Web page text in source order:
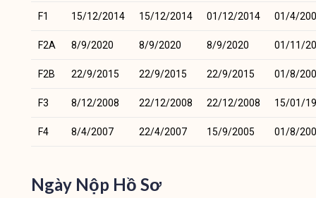
F1 15/12/2014 15/12/2014 01/12/2014 01/4/
F2A 8/9/2020 8/9/2020 8/9/2020 01/11/
F2B 22/9/2015 22/9/2015 22/9/2015 01/8/
F3 8/12/2008 22/12/2008 22/12/2008 15/01/
F4 8/4/2007 22/4/2007 15/9/2005 01/8/
Ngày Nộp Hồ Sơ